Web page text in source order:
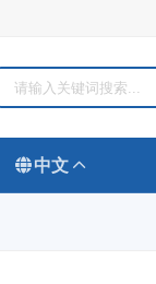
中文